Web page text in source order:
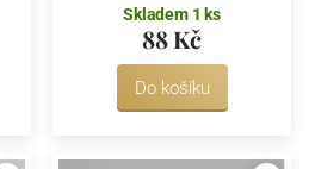
Skladem 1 ks
88 Kč
Do košíku